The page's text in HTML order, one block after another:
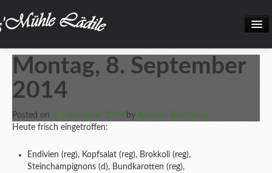
Home
Neuigkeiten
Frisch eingetroffen!
Unsere Biokiste
Öffnungszeiten
Montag, 8. September
2014
Posted on 8. September 2014 by Andreas Bitschnau
Heute frisch eingetroffen:
Endivien (reg), Kopfsalat (reg), Brokkoli (reg),
Steinchampignons (d), Bundkarotten (reg),